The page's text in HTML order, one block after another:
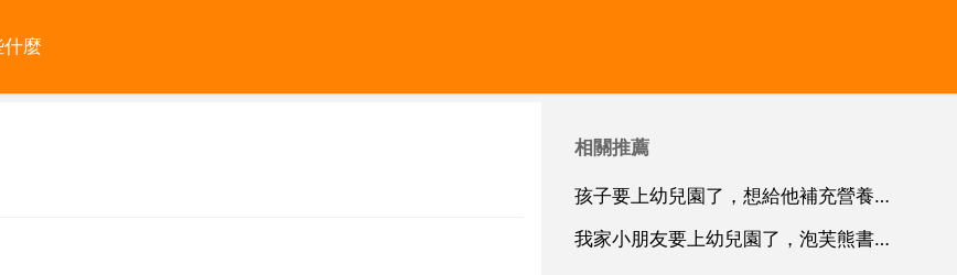
麼
相關推薦
孩子要上幼兒園了，想給他補充營養，哪個牌子的進口奶粉好
我家小朋友要上幼兒園了，泡芙熊書包適合我家小朋友背嗎